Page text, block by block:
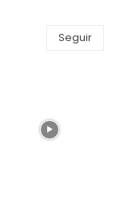
Seguir